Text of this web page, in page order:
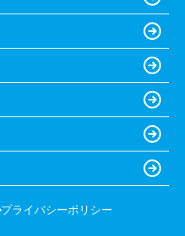
プライバシーポリシー